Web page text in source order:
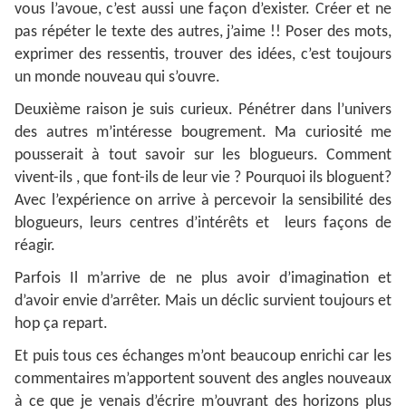
vous l’avoue, c’est aussi une façon d’exister. Créer et ne
pas répéter le texte des autres, j’aime !! Poser des mots,
exprimer des ressentis, trouver des idées, c’est toujours
un monde nouveau qui s’ouvre.
Deuxième raison je suis curieux. Pénétrer dans l’univers
des autres m’intéresse bougrement. Ma curiosité me
pousserait à tout savoir sur les blogueurs. Comment
vivent-ils , que font-ils de leur vie ? Pourquoi ils bloguent?
Avec l’expérience on arrive à percevoir la sensibilité des
blogueurs, leurs centres d’intérêts et leurs façons de
réagir.
Parfois Il m’arrive de ne plus avoir d’imagination et
d’avoir envie d’arrêter. Mais un déclic survient toujours et
hop ça repart.
Et puis tous ces échanges m’ont beaucoup enrichi car les
commentaires m’apportent souvent des angles nouveaux
à ce que je venais d’écrire m’ouvrant des horizons plus